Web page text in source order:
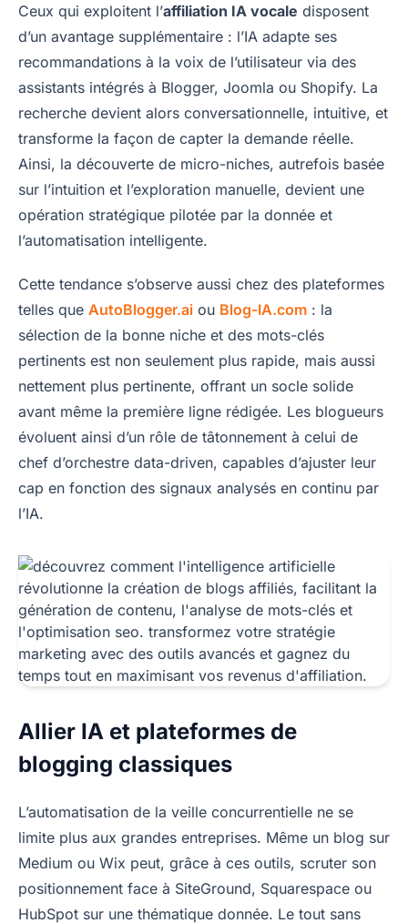
Ceux qui exploitent l’affiliation IA vocale disposent
d’un avantage supplémentaire : l’IA adapte ses
recommandations à la voix de l’utilisateur via des
assistants intégrés à Blogger, Joomla ou Shopify. La
recherche devient alors conversationnelle, intuitive, et
transforme la façon de capter la demande réelle.
Ainsi, la découverte de micro-niches, autrefois basée
sur l’intuition et l’exploration manuelle, devient une
opération stratégique pilotée par la donnée et
l’automatisation intelligente.
Cette tendance s’observe aussi chez des plateformes
telles que AutoBlogger.ai ou Blog-IA.com : la
sélection de la bonne niche et des mots-clés
pertinents est non seulement plus rapide, mais aussi
nettement plus pertinente, offrant un socle solide
avant même la première ligne rédigée. Les blogueurs
évoluent ainsi d’un rôle de tâtonnement à celui de
chef d’orchestre data-driven, capables d’ajuster leur
cap en fonction des signaux analysés en continu par
l’IA.
Allier IA et plateformes de
blogging classiques
L’automatisation de la veille concurrentielle ne se
limite plus aux grandes entreprises. Même un blog sur
Medium ou Wix peut, grâce à ces outils, scruter son
positionnement face à SiteGround, Squarespace ou
HubSpot sur une thématique donnée. Le tout sans